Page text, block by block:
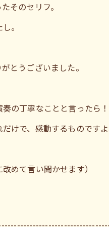
そのセリフ。
。
とうございました。
の丁寧なことと言ったら！
けで、感動するものですよ
めて言い聞かせます）